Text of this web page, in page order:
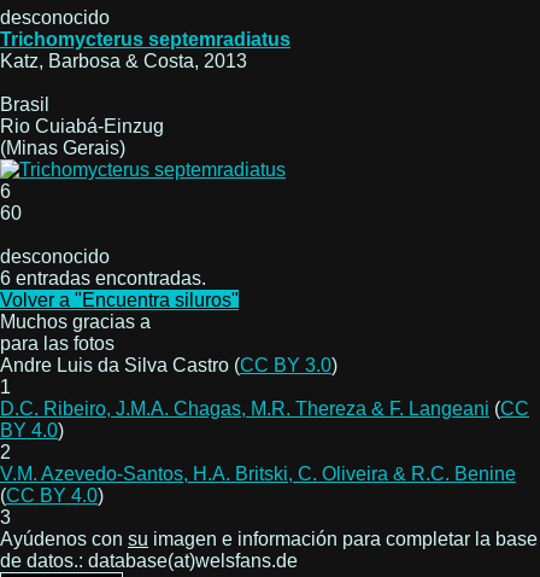
desconocido
Trichomycterus septemradiatus
Katz, Barbosa & Costa, 2013
Brasil
Rio Cuiabá-Einzug
(Minas Gerais)
6
60
desconocido
6 entradas encontradas.
Volver a "Encuentra siluros"
Muchos gracias a
para las fotos
Andre Luis da Silva Castro (CC BY 3.0)
1
D.C. Ribeiro, J.M.A. Chagas, M.R. Thereza & F. Langeani (CC
BY 4.0)
2
V.M. Azevedo-Santos, H.A. Britski, C. Oliveira & R.C. Benine
(CC BY 4.0)
3
Ayúdenos con su imagen e información para completar la base
de datos.: database(at)welsfans.de